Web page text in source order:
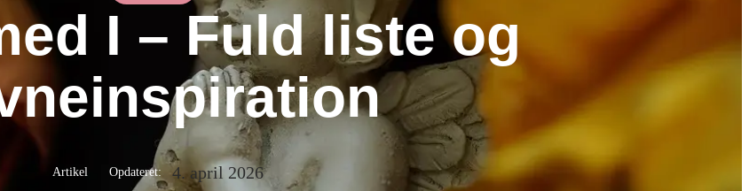
I – Fuld liste og
Artikel Opdateret: 4. april 2026